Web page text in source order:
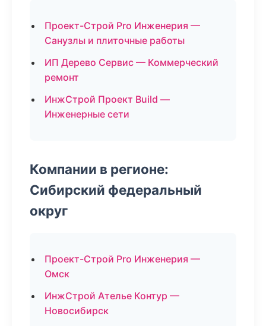
Проект-Строй Pro Инженерия —
Санузлы и плиточные работы
ИП Дерево Сервис — Коммерческий
ремонт
ИнжСтрой Проект Build —
Инженерные сети
Компании в регионе:
Сибирский федеральный
округ
Проект-Строй Pro Инженерия —
Омск
ИнжСтрой Ателье Контур —
Новосибирск